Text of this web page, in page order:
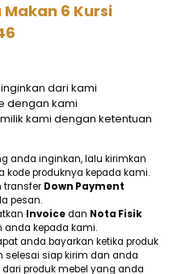
6 Kursi
dari kami
dengan kami
kami dengan ketentuan
anda inginkan, lalu kirimkan
produknya kepada kami.
transfer Down Payment
pesan.
Invoicedan Nota Fisik
anda kepada kami.
anda bayarkan ketika produk
siap kirim dan anda
produk mebel yang anda